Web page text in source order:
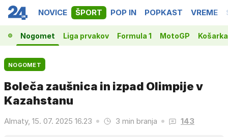
NOVICE ŠPORT POP IN POPKAST VREME
Nogomet Liga prvakov Formula 1 MotoGP Košarka
NOGOMET
Boleča zaušnica in izpad Olimpije v
Kazahstanu
Almaty, 15. 07. 2025 16.23 3 min branja 143